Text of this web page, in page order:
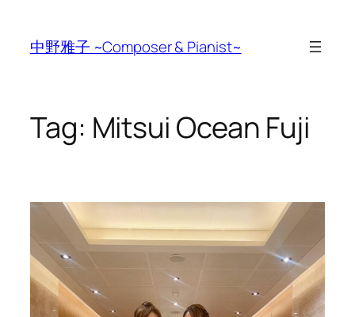
content
中野雅子 ~Composer & Pianist~
Tag: Mitsui Ocean Fuji